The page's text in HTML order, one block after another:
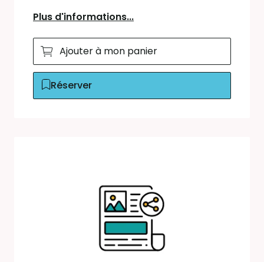
Plus d'informations...
Ajouter à mon panier
Réserver